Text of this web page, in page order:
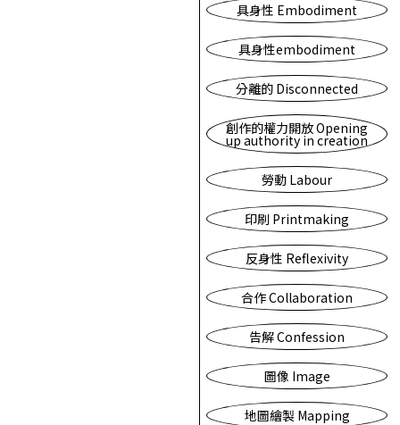
具身性 Embodiment
具身性embodiment
分離的 Disconnected
創作的權力開放 Opening
up authority in creation
勞動 Labour
印刷 Printmaking
反身性 Reflexivity
合作 Collaboration
告解 Confession
圖像 Image
地圖繪製 Mapping